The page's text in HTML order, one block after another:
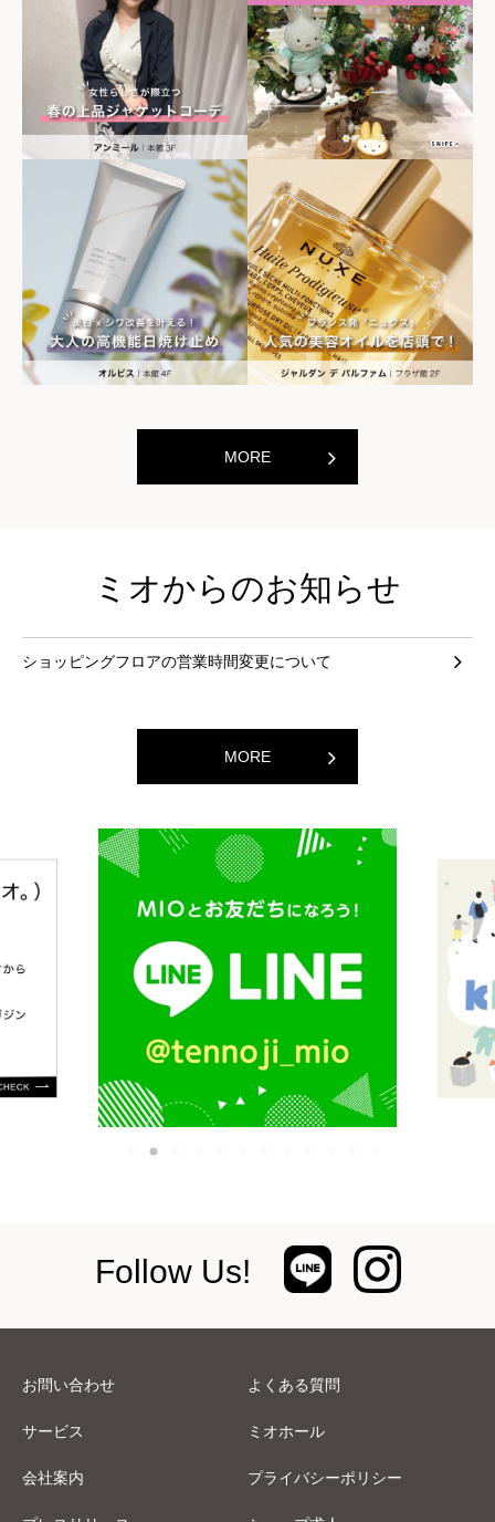
世界の山ちゃん 世界の山ちゃん
[居酒屋]
MORE
ミオからのお知らせ
ショッピングフロアの営業時間変更について
MORE
Follow Us!
お問い合わせ よくある質問
サービス ミオホール
会社案内 プライバシーポリシー